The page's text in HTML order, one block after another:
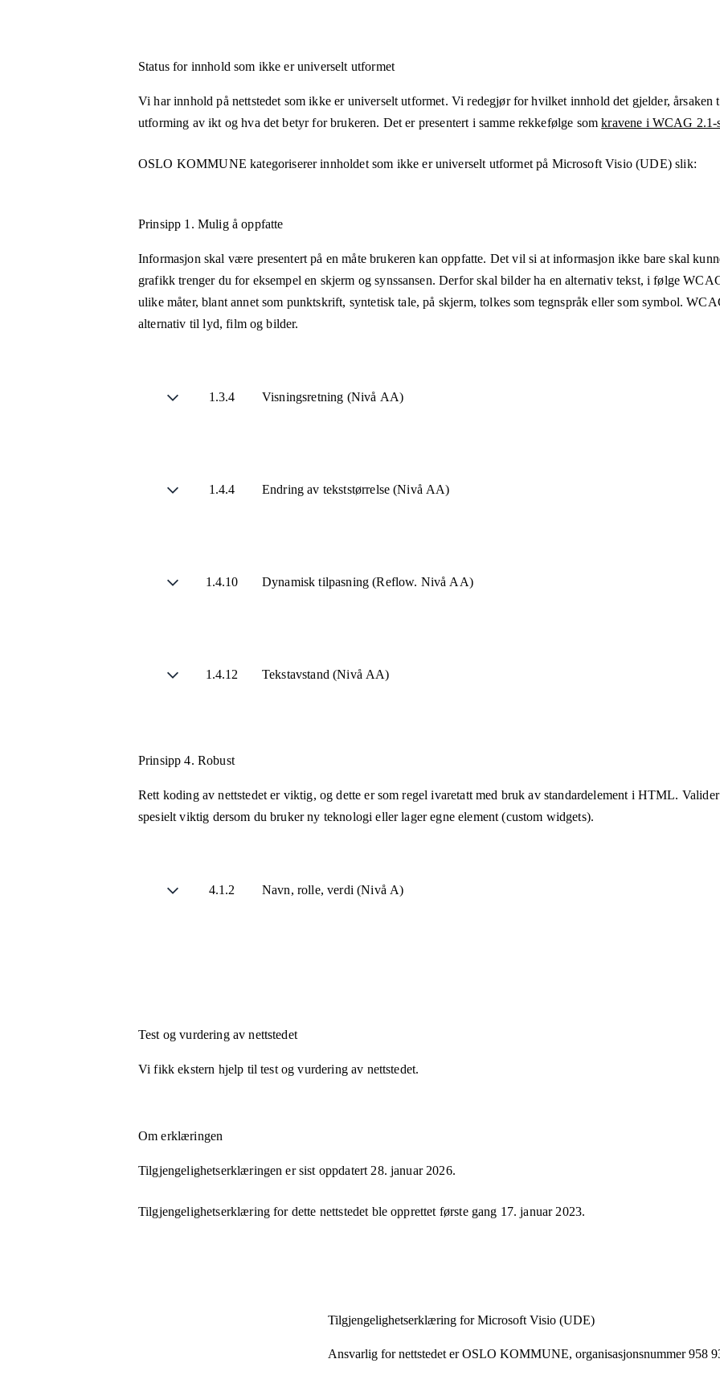
Status for innhold som ikke er universelt utformet
Vi har innhold på nettstedet som ikke er universelt utformet. Vi redegjør for hvilket innhold det gjelder,
utforming av ikt og hva det betyr for brukeren. Det er presentert i samme rekkefølge somkravene i WCAG 2.1-
OSLO KOMMUNE kategoriserer innholdet som ikke er universelt utformet på Microsoft Visio (UDE)slik:
Prinsipp 1. Mulig å oppfatte
Informasjon skal være presentert på en måte brukeren kan oppfatte. Det vil si at informasjon ikke bare skal
grafikk trenger du for eksempel en skjerm og synssansen. Derfor skal bilder ha en alternativ tekst, i følge
ulike måter, blant annet som punktskrift, syntetisk tale, på skjerm, tolkes som tegnspråk eller som symbol.
alternativ til lyd, film og bilder.
1.3.4 Visningsretning (Nivå AA)
1.4.4 Endring av tekststørrelse (Nivå AA)
1.4.10 Dynamisk tilpasning (Reflow. Nivå AA)
1.4.12 Tekstavstand (Nivå AA)
Prinsipp 4. Robust
Rett koding av nettstedet er viktig, og dette er som regel ivaretatt med bruk av standardelement i HTML.
spesielt viktig dersom du bruker ny teknologi eller lager egne element (custom widgets).
4.1.2 Navn, rolle, verdi (Nivå A)
Test og vurdering av nettstedet
Vi fikk ekstern hjelp til test og vurdering av nettstedet.
Om erklæringen
Tilgjengelighetserklæringen er sist oppdatert 28. januar 2026.
Tilgjengelighetserklæring for dette nettstedet ble opprettet første gang 17. januar 2023.
Tilgjengelighets­erklæring forMicrosoft Visio (UDE)
Ansvarlig for nettstedet erOSLO KOMMUNE, organisasjonsnummer 958